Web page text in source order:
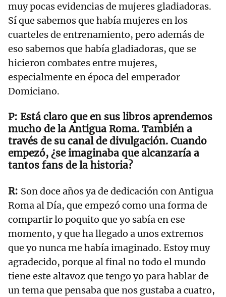
muy pocas evidencias de mujeres gladiadoras.
Sí que sabemos que había mujeres en los
cuarteles de entrenamiento, pero además de
eso sabemos que había gladiadoras, que se
hicieron combates entre mujeres,
especialmente en época del emperador
Domiciano.
Está claro que en sus libros aprendemos
mucho de la Antigua Roma. También a
través de su canal de divulgación. Cuando
empezó, ¿se imaginaba que alcanzaría a
tantos fans de la historia?
Son doce años ya de dedicación con Antigua
Roma al Día, que empezó como una forma de
compartir lo poquito que yo sabía en ese
momento, y que ha llegado a unos extremos
que yo nunca me había imaginado. Estoy muy
agradecido, porque al final no todo el mundo
tiene este altavoz que tengo yo para hablar de
un tema que pensaba que nos gustaba a cuatro,